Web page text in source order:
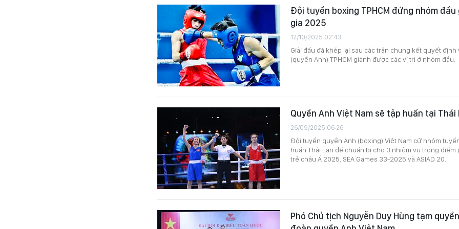
Đội tuyển boxing TPHCM đứng nhóm
gia 2025
12/10/2025 02:43
Giải đấu đã khép lại sau các trận chung kết quyết
(quyền Anh) TPHCM giành được các vị trí ở nhóm đầu.
Quyền Anh Việt Nam sẽ tập huấn tại Thái
26/09/2025 06:26
Đội tuyển quyền Anh (boxing) Việt Nam cử nhóm
huấn Thái Lan để chuẩn bị cho 3 nhiệm vụ trọng
trẻ châu Á 2025, SEA Games 33-2025 và ASIAD 20.
Phó Chủ tịch Nguyễn Duy Hùng tạm